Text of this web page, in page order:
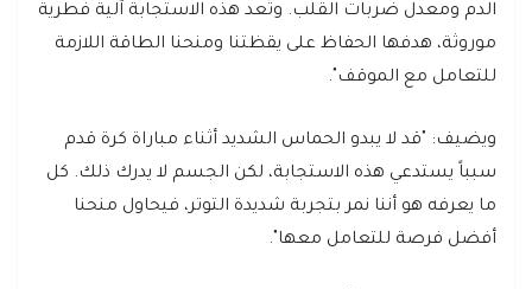
الدم ومعدل ضربات القلب. وتُعد هذه الاستجابة آلية فطرية
موروثة، هدفها الحفاظ على يقظتنا ومنحنا الطاقة اللازمة
للتعامل مع الموقف".
ويضيف: "قد لا يبدو الحماس الشديد أثناء مباراة كرة قدم
سبباً يستدعي هذه الاستجابة، لكن الجسم لا يدرك ذلك. كل
ما يعرفه هو أننا نمر بتجربة شديدة التوتر، فيحاول منحنا
أفضل فرصة للتعامل معها".